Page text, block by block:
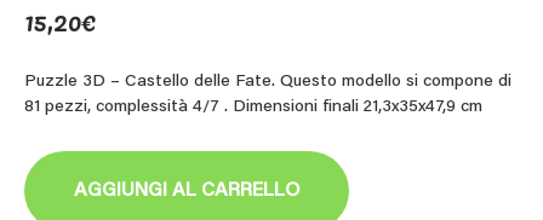
15,20€
Puzzle 3D – Castello delle Fate. Questo modello si compone di
81 pezzi, complessità 4/7 . Dimensioni finali 21,3x35x47,9 cm
AGGIUNGI AL CARRELLO